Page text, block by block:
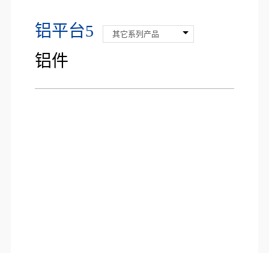
铝平台5
铝件
其它系列产品